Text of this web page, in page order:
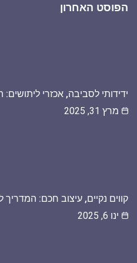
הפוסט האחרון
ידידותי לסביבה, אכזרי ליתושים:
מרץ 31, 2025
קווים נקיים, עיצוב חכם:
ינו 6, 2025